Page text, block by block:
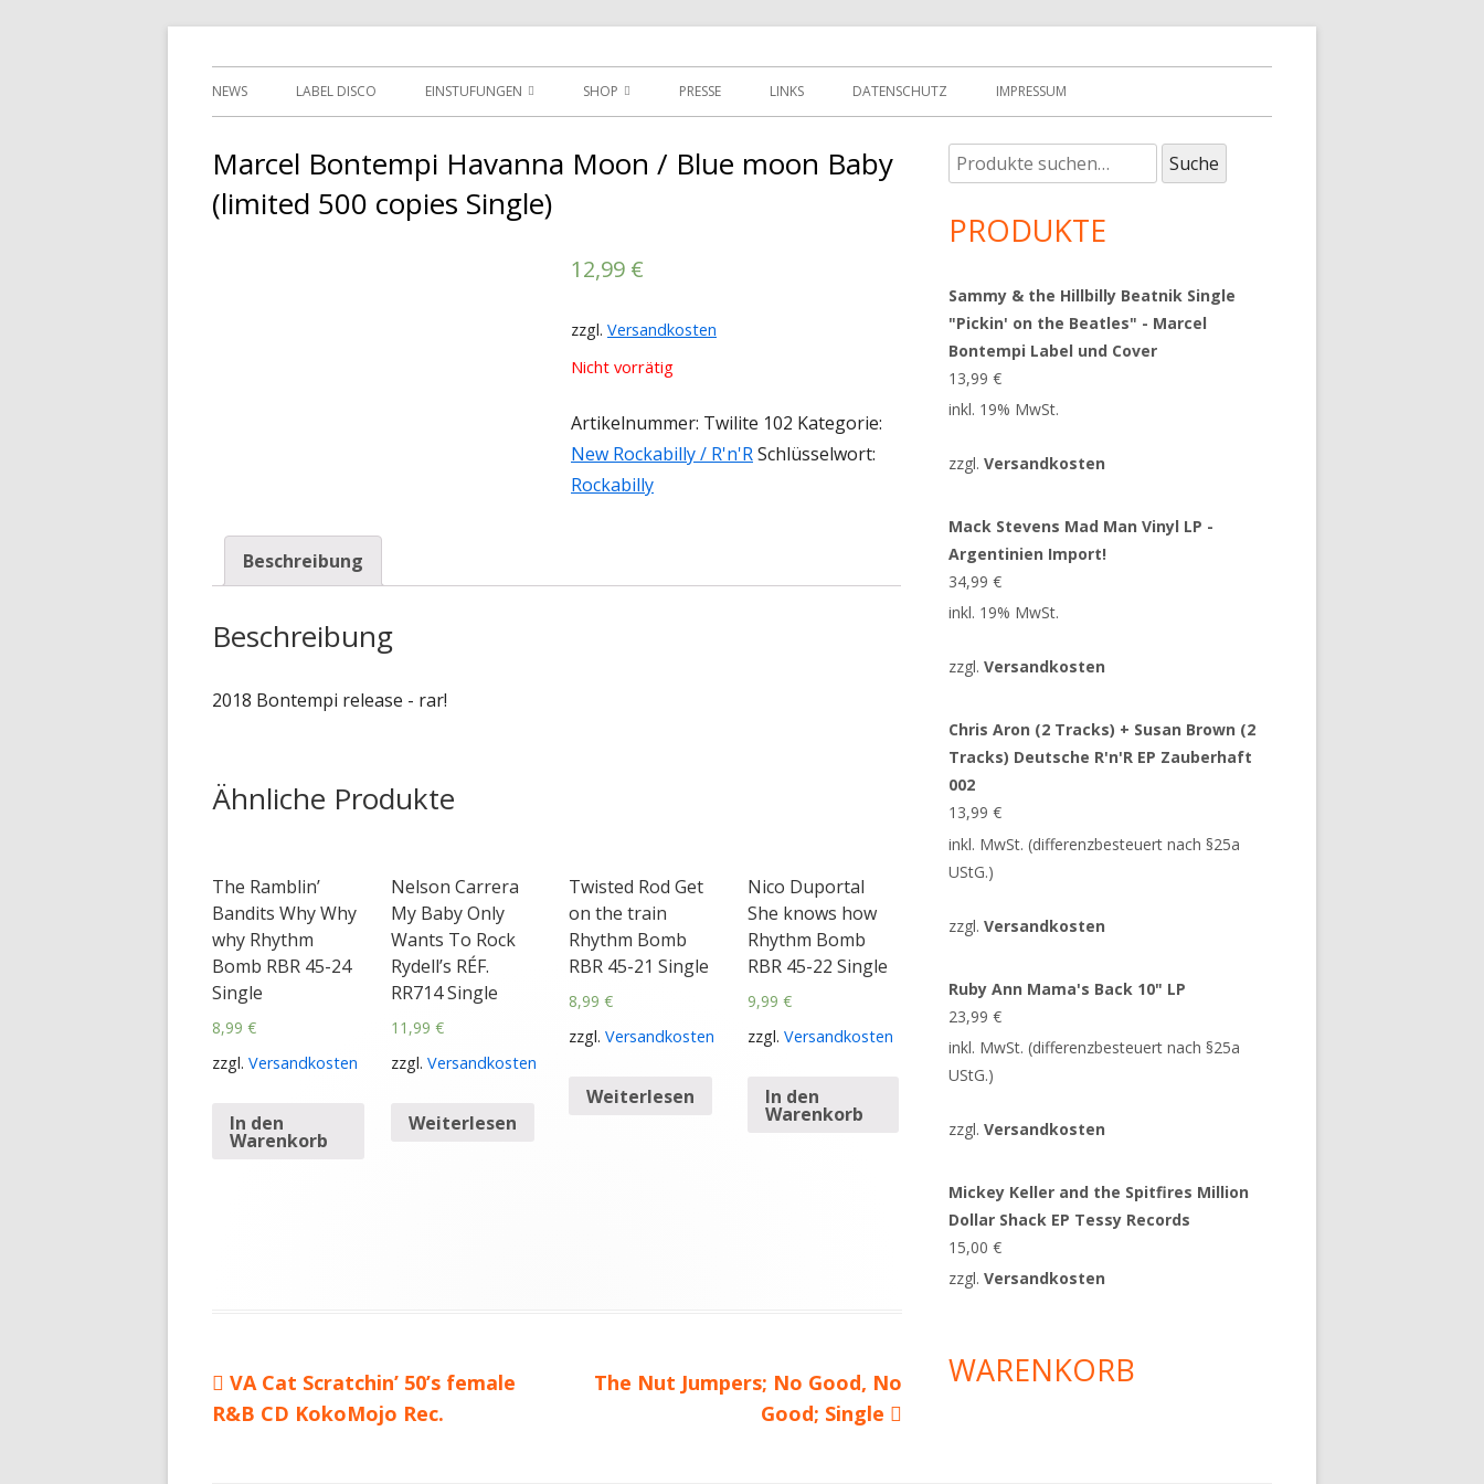
Tessy Records
Primäres
NEWS LABEL DISCO EINSTUFUNGEN SHOP
AGBS
PRESSE LINKS DATENSCHUTZ IMPRESSUM
Marcel Bontempi Havanna Moon / Blue moon Baby
(limited 500 copies Single)
12,99 €
zzgl. Versandkosten
Nicht vorrätig
Artikelnummer: Twilite 102 Kategorie:
New Rockabilly / R'n'RSchlüsselwort:
Rockabilly
Beschreibung
Beschreibung
2018 Bontempi release - rar!
Ähnliche Produkte
The Ramblin’
Bandits Why Why
why Rhythm
Bomb RBR 45-24
Single
8,99 €
zzgl. Versandkosten
In den
Warenkorb
Nelson Carrera
My Baby Only
Wants To Rock
Rydell’s RÉF.
RR714 Single
11,99 €
zzgl. Versandkosten
Weiterlesen
Twisted Rod Get
on the train
Rhythm Bomb
RBR 45-21 Single
8,99€
zzgl.Versandkosten
Weiterlesen
Nico Duportal
She knows how
Rhythm Bomb
RBR 45-22 Single
9,99 €
zzgl. Versandkosten
In den
Warenkorb
Beitragsnavigation
Vorheriger
Beitrag:
VA Cat Scratchin’ 50’s female
R&B CD KokoMojo Rec.
Nächster
The Nut Jumpers; No Good, No
Good; Single
Haupt-
Seitenleiste
Suche
nach:
Suche
PRODUKTE
Sammy & the Hillbilly Beatnik Single
"Pickin' on the Beatles" - Marcel
Bontempi Label und Cover
13,99€
inkl. 19% MwSt.
zzgl.Versandkosten
Mack Stevens Mad Man Vinyl LP -
Argentinien Import!
34,99€
inkl. 19% MwSt.
zzgl.Versandkosten
Chris Aron (2 Tracks) + Susan Brown (2
Tracks) Deutsche R'n'R EP Zauberhaft
002
13,99€
inkl. MwSt. (differenzbesteuert nach §25a
UStG.)
zzgl.Versandkosten
Ruby Ann Mama's Back 10" LP
23,99€
inkl. MwSt. (differenzbesteuert nach §25a
UStG.)
zzgl.Versandkosten
Mickey Keller and the Spitfires Million
Dollar Shack EP Tessy Records
15,00€
zzgl.Versandkosten
WARENKORB